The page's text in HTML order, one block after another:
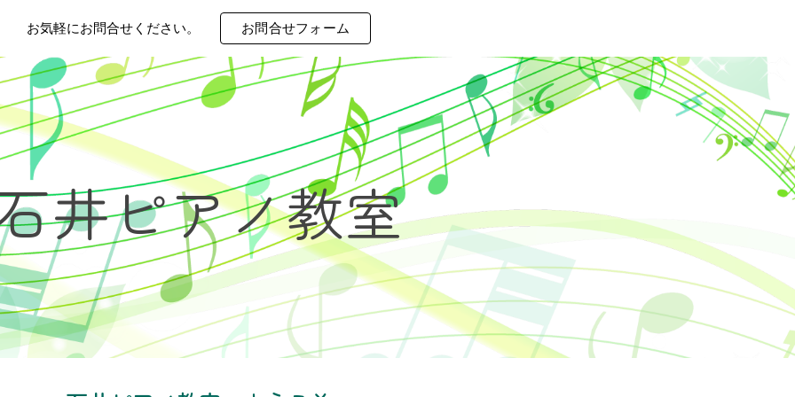
to main content Skip to navigation
お気軽にお問合せください。 お問合せフォーム
井ピアノ教室